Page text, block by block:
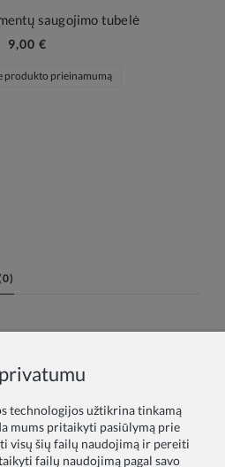
saugojimo tubelė
9,00 €
produkto prieinamumą
technologijos užtikrina tinkamą
mums pritaikyti pasiūlymą prie
visų šių failų naudojimą ir pereiti
failų naudojimą pagal savo